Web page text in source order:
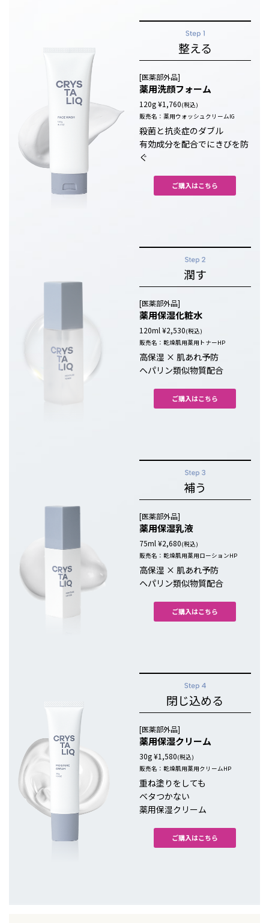
整える
[医薬部外品]
薬用洗顔フォーム
120g ¥1,760(税込)
販売名：薬用ウォッシュクリームIG
殺菌と抗炎症のダブル
有効成分を配合でにきびを防
ぐ
ご購入はこちら
潤す
[医薬部外品]
薬用保湿化粧水
120ml ¥2,530(税込)
販売名：乾燥肌用薬用トナーHP
高保湿 × 肌あれ予防
ヘパリン類似物質配合
ご購入はこちら
補う
[医薬部外品]
薬用保湿乳液
75ml ¥2,680(税込)
販売名：乾燥肌用薬用ローションHP
高保湿 × 肌あれ予防
ヘパリン類似物質配合
ご購入はこちら
閉じ込める
[医薬部外品]
薬用保湿クリーム
30g ¥1,580(税込)
販売名：乾燥肌用薬用クリームHP
重ね塗りをしても
ベタつかない
薬用保湿クリーム
ご購入はこちら